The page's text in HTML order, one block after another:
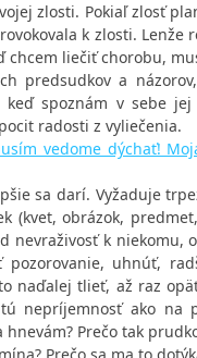
zlosti. Pokiaľ zlosť
k zlosti. Lenže
chcem liečiť chorobu,
predsudkov a
spoznám v sebe
radosti z vyliečenia.
vedome dýchať!
sa darí. Vyžaduje
(kvet, obrázok,
nevraživosť k niekomu,
uhnúť,
naďalej tlieť, až raz
nepríjemnosť ako na
Prečo tak